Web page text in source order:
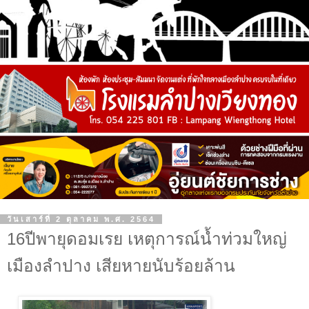
วันเสาร์ที่ 2 ตุลาคม พ.ศ. 2564
16ปีพายุดอมเรย เหตุการณ์น้ำท่วมใหญ่
เมืองลำปาง เสียหายนับร้อยล้าน